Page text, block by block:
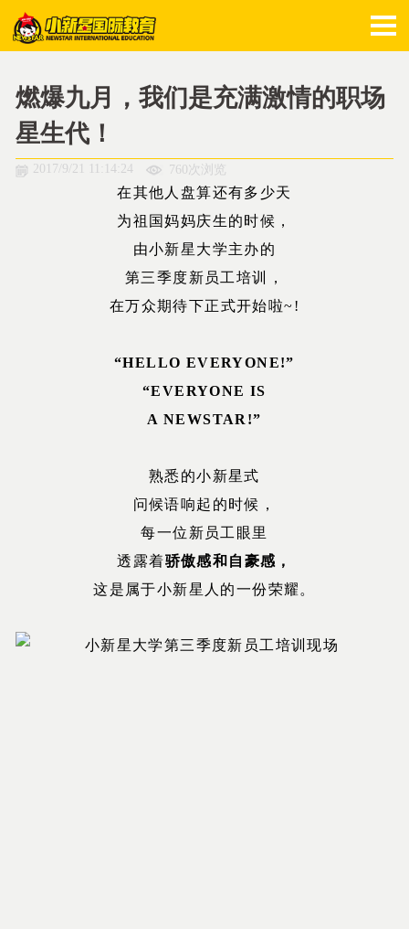
燃爆九月，我们是充满激情的职场
星生代！
2017/9/21 11:14:24 760次浏览
在其他人盘算还有多少天
为祖国妈妈庆生的时候，
由小新星大学主办的
第三季度新员工培训，
在万众期待下正式开始啦~!
“HELLO EVERYONE!”
“EVERYONE IS
A NEWSTAR!”
熟悉的小新星式
问候语响起的时候，
每一位新员工眼里
透露着骄傲感和自豪感，
这是属于小新星人的一份荣耀。